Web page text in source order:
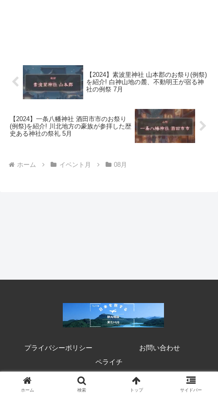
【2024】素波里神社 山本郡のお祭り(例祭)
を紹介! 白神山地の麓、不動明王が宿る神
社の例祭 7月
【2024】一条八幡神社 酒田市市のお祭り
(例祭)を紹介! 川北地方の豪族が参拝した歴
史ある神社の祭礼 5月
ホーム イベント月 08月
プライバシーポリシー
お問い合わせ
ペライチ
© 2020 来たHUB 観光 イベント 祭り お得情報.
ホーム 検索 トップ サイドバー